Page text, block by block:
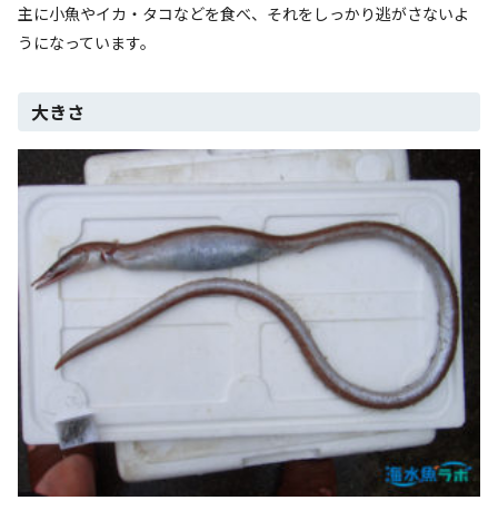
主に小魚やイカ・タコなどを食べ、それをしっかり逃がさないよ
うになっています。
大きさ